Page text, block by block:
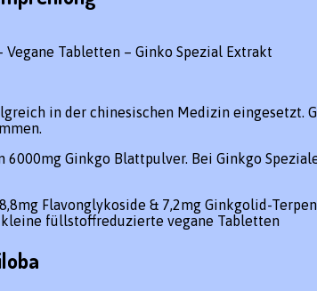
Tabletten – Ginko Spezial Extrakt
in der chinesischen Medizin
Ginkgo Blattpulver. Bei Ginkgo
Flavonglykoside & 7,2mg Ginkgolid-
füllstoffreduzierte vegane Tabletten